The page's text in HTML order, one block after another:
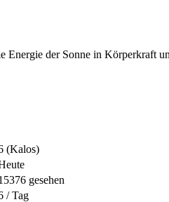
Energie der Sonne in Körperkraft
(Kalos)
gesehen
/ Tag